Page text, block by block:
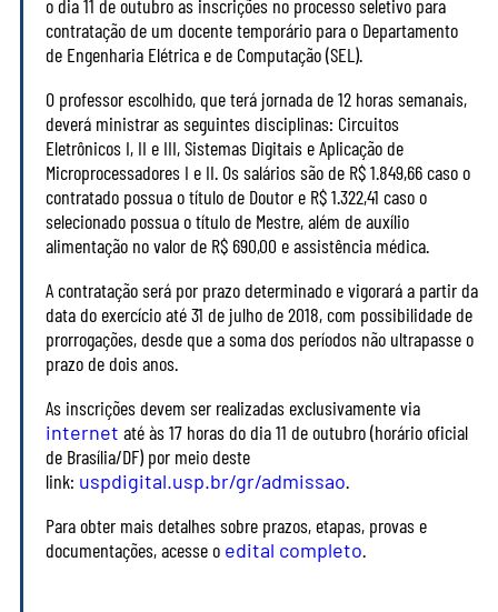
o dia 11 de outubro as inscrições no processo seletivo para
contratação de um docente temporário para o Departamento
de Engenharia Elétrica e de Computação (SEL).
O professor escolhido, que terá jornada de 12 horas semanais,
deverá ministrar as seguintes disciplinas: Circuitos
Eletrônicos I, II e III, Sistemas Digitais e Aplicação de
Microprocessadores I e II. Os salários são de R$ 1.849,66 caso o
contratado possua o título de Doutor e R$ 1.322,41 caso o
selecionado possua o título de Mestre, além de auxílio
alimentação no valor de R$ 690,00 e assistência médica.
A contratação será por prazo determinado e vigorará a partir da
data do exercício até 31 de julho de 2018, com possibilidade de
prorrogações, desde que a soma dos períodos não ultrapasse o
prazo de dois anos.
As inscrições devem ser realizadas exclusivamente via
internet até às 17 horas do dia 11 de outubro (horário oficial
de Brasília/DF) por meio deste
link: uspdigital.usp.br/gr/admissao.
Para obter mais detalhes sobre prazos, etapas, provas e
documentações, acesse o edital completo.